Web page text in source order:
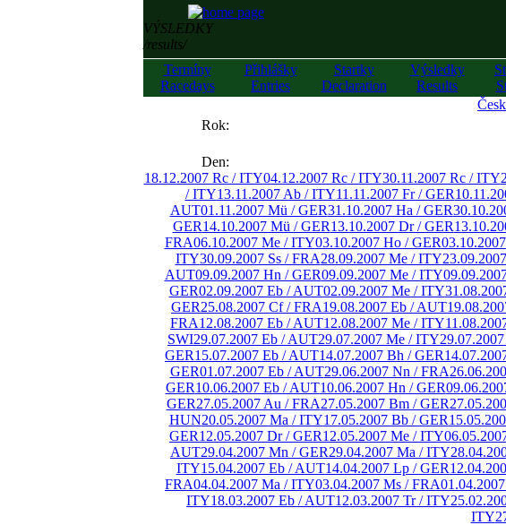
VÝSLEDKY
/results/
Termíny
Racedays
Přihlášky
Entries
Startky
Declaration
Výsledky
Results
Rok:
Den:
18.12.2007 Rc / ITY04.12.2007 Rc / ITY30.11.2007 Rc / ITY
/ ITY13.11.2007 Ab / ITY11.11.2007 Fr / GER
AUT01.11.2007 Mü / GER31.10.2007 Ha / GER
GER14.10.2007 Mü / GER13.10.2007 Dr / GER
FRA06.10.2007 Me / ITY03.10.2007 Ho / GER
ITY30.09.2007 Ss / FRA28.09.2007 Me / ITY
AUT09.09.2007 Hn / GER09.09.2007 Me / ITY
GER02.09.2007 Eb / AUT02.09.2007 Me / ITY
GER25.08.2007 Cf / FRA19.08.2007 Eb / AUT
FRA12.08.2007 Eb / AUT12.08.2007 Me / ITY
SWI29.07.2007 Eb / AUT29.07.2007 Me / ITY
GER15.07.2007 Eb / AUT14.07.2007 Bh / GER
GER01.07.2007 Eb / AUT29.06.2007 Nn / FRA
GER10.06.2007 Eb / AUT10.06.2007 Hn / GER
GER27.05.2007 Au / FRA27.05.2007 Bm / GER
HUN20.05.2007 Ma / ITY17.05.2007 Bb / GER
GER12.05.2007 Dr / GER12.05.2007 Me / ITY
AUT29.04.2007 Mn / GER29.04.2007 Ma / ITY
ITY15.04.2007 Eb / AUT14.04.2007 Lp / GER
FRA04.04.2007 Ma / ITY03.04.2007 Ms / FRA
ITY18.03.2007 Eb / AUT12.03.2007 Tr / ITY
ITY